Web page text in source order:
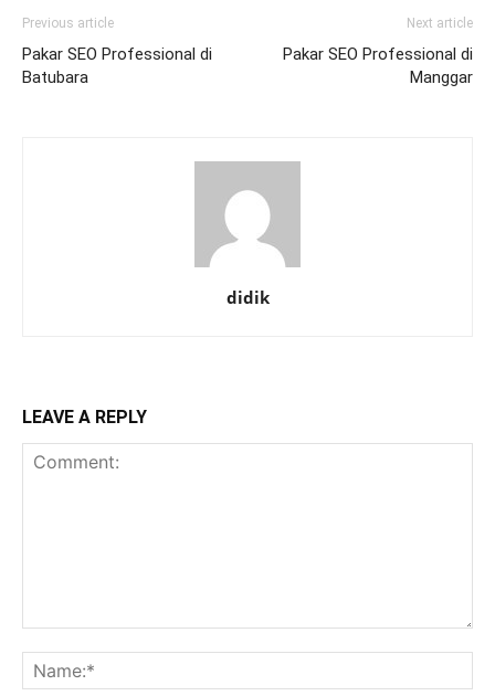
Previous article
Pakar SEO Professional di
Batubara
Next article
Pakar SEO Professional di
Manggar
didik
LEAVE A REPLY